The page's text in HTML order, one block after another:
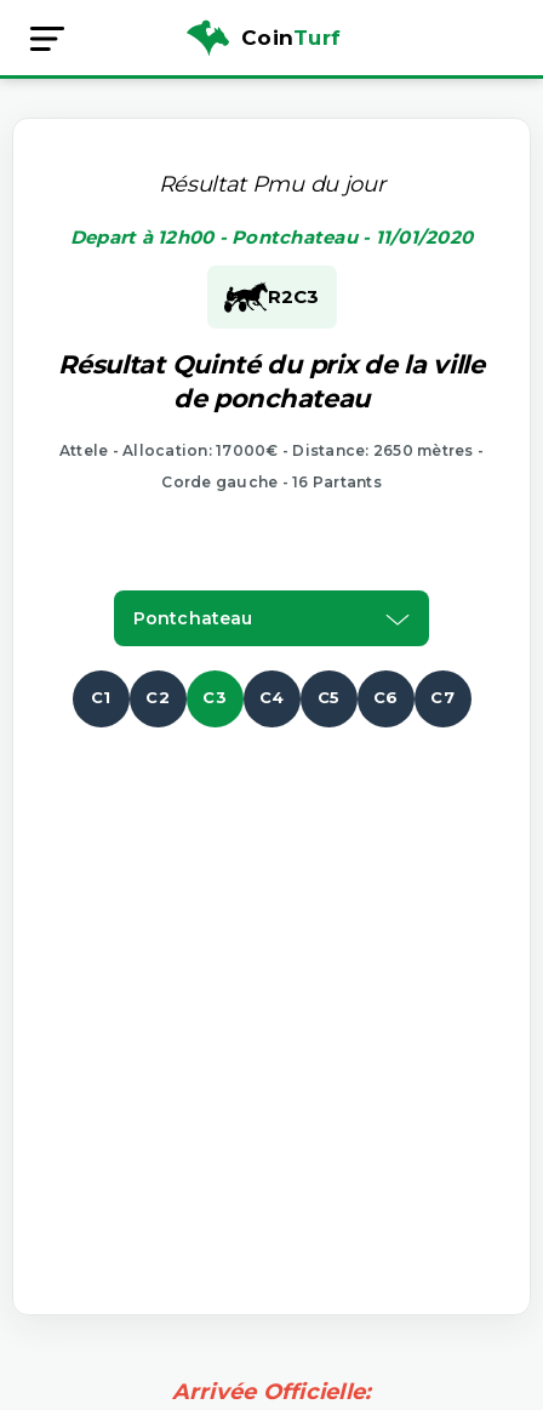
CoinTurf
Résultat Pmu du jour
Depart à 12h00 - Pontchateau - 11/01/2020
R2C3
Résultat Quinté du prix de la ville
de ponchateau
Attele - Allocation: 17000€ - Distance: 2650 mètres -
Corde gauche - 16 Partants
Pontchateau
C1 C2 C3 C4 C5 C6 C7
Arrivée Officielle: